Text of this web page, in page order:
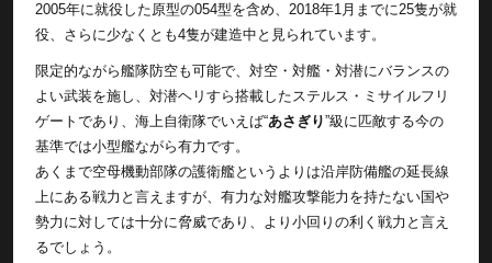
2005年に就役した原型の054型を含め、2018年1月までに25隻が就
役、さらに少なくとも4隻が建造中と見られています。
限定的ながら艦隊防空も可能で、対空・対艦・対潜にバランスの
よい武装を施し、対潜ヘリすら搭載したステルス・ミサイルフリ
ゲートであり、海上自衛隊でいえば“あさぎり”級に匹敵する今の
基準では小型艦ながら有力です。
あくまで空母機動部隊の護衛艦というよりは沿岸防備艦の延長線
上にある戦力と言えますが、有力な対艦攻撃能力を持たない国や
勢力に対しては十分に脅威であり、より小回りの利く戦力と言え
るでしょう。